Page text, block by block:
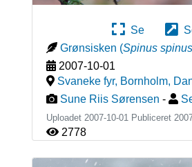
Se
Grønsisken (Spinus spinus
2007-10-01
Svaneke fyr, Bornholm,
Sune Riis Sørensen -
Uploadet 2007-10-01 Publiceret
2778